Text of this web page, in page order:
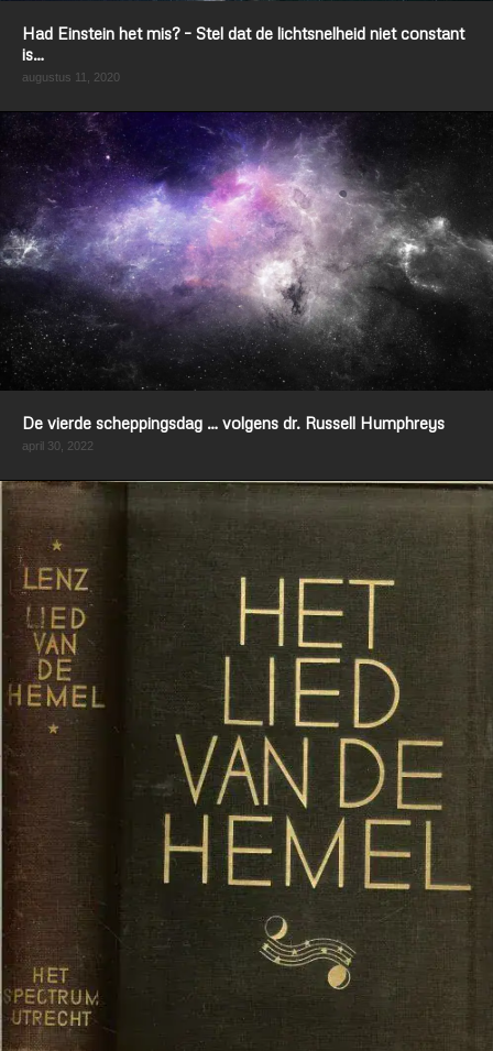
Had Einstein het mis? – Stel dat de lichtsnelheid niet constant
is…
augustus 11, 2020
De vierde scheppingsdag … volgens dr. Russell Humphreys
april 30, 2022